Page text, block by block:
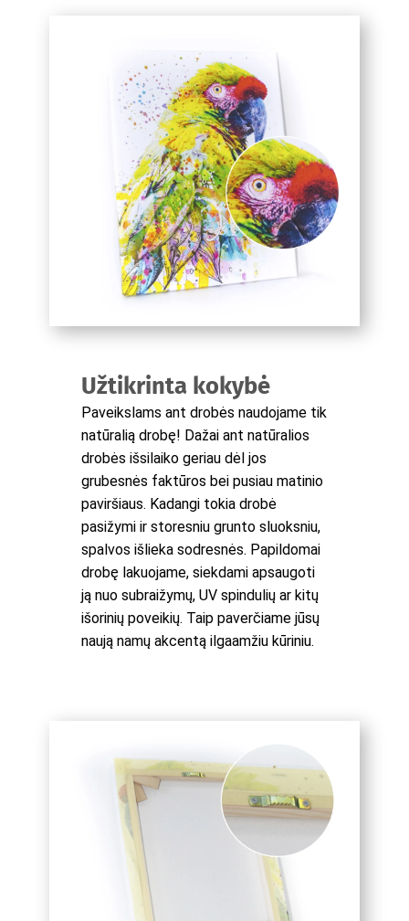
Užtikrinta kokybė
Paveikslams ant drobės naudojame tik
natūralią drobę! Dažai ant natūralios
drobės išsilaiko geriau dėl jos
grubesnės faktūros bei pusiau matinio
paviršiaus. Kadangi tokia drobė
pasižymi ir storesniu grunto sluoksniu,
spalvos išlieka sodresnės. Papildomai
drobę lakuojame, siekdami apsaugoti
ją nuo subraižymų, UV spindulių ar kitų
išorinių poveikių. Taip paverčiame jūsų
naują namų akcentą ilgaamžiu kūriniu.